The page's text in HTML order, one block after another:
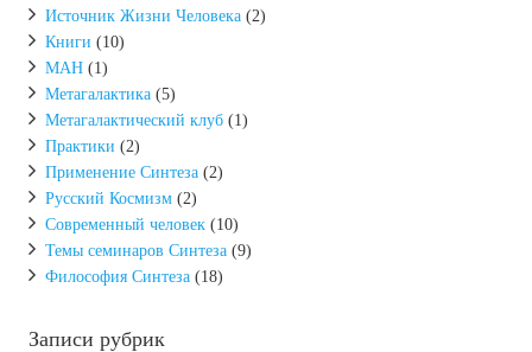
Источник Жизни Человека (2)
Книги (10)
МАН (1)
Метагалактика (5)
Метагалактический клуб (1)
Практики (2)
Применение Синтеза (2)
Русский Космизм (2)
Современный человек (10)
Темы семинаров Синтеза (9)
Философия Синтеза (18)
Записи рубрик